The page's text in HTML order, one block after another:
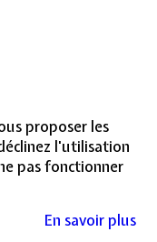
proposer les
l'utilisation
pas fonctionner
En savoir plus